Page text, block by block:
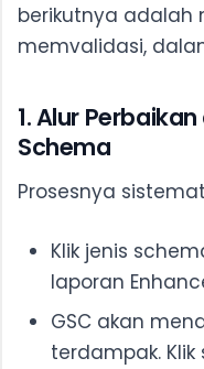
berikutnya adalah
memvalidasi,
1. Alur
Schema
Prosesnya
Klik jenis
laporan
GSC akan
terdampak.